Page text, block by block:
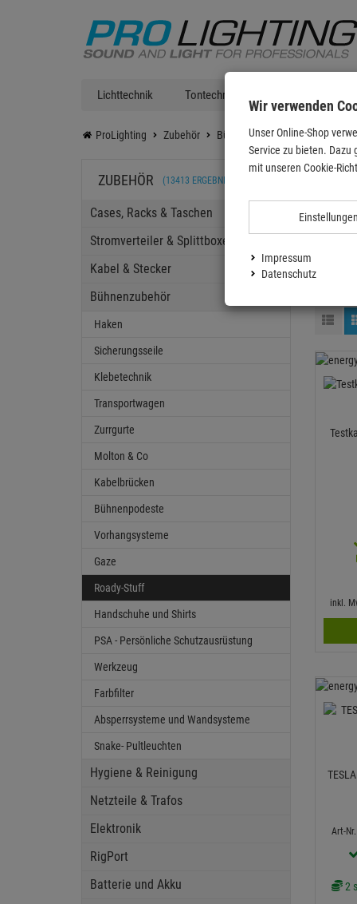
Lichttechnik Tontechnik
ProLighting Zubehör Bühnenzubehör Roady-Stuff
ZUBEHÖR (13413 ERGEBNISSE)
Cases, Racks & Taschen
Stromverteiler & Splittboxen
Kabel & Stecker
Bühnenzubehör
Haken
Sicherungsseile
Klebetechnik
Transportwagen
Zurrgurte
Molton & Co
Kabelbrücken
Bühnenpodeste
Vorhangsysteme
Gaze
Roady-Stuff
Handschuhe und Shirts
PSA - Persönliche Schutzausrüstung
Werkzeug
Farbfilter
Absperrsysteme und Wandsysteme
Snake- Pultleuchten
Hygiene & Reinigung
Netzteile & Trafos
Elektronik
RigPort
Batterie und Akku
inkl.
Art-
2
Wir verwenden
Unser Online-Shop
Service zu bieten. Dazu
mit unseren Cookie-
Impressum
Datenschutz